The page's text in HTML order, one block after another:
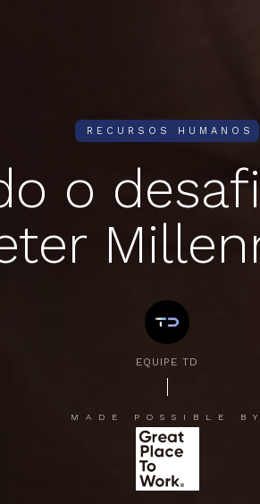
RECURSOS HUMANOS
o
EQUIPE TD
MADE POSSIBLE BY